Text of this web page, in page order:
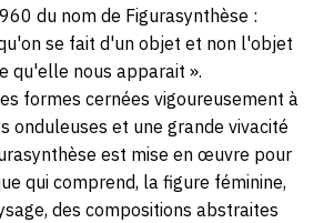
du nom de Figurasynthèse :
se fait d'un objet et non l'objet
qu'elle nous apparait ».
formes cernées vigoureusement à
onduleuses et une grande vivacité
est mise en œuvre pour
qui comprend, la figure féminine,
des compositions abstraites